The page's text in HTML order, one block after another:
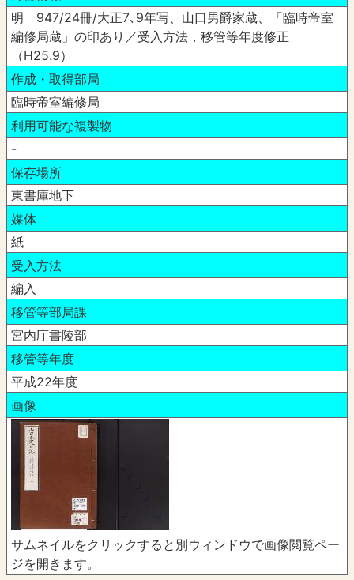
明 947/24冊/大正7､9年写、山口男爵家蔵、「臨時帝室
編修局蔵」の印あり／受入方法，移管等年度修正
（H25.9）
作成・取得部局
臨時帝室編修局
利用可能な複製物
-
保存場所
東書庫地下
媒体
紙
受入方法
編入
移管等部局課
宮内庁書陵部
移管等年度
平成22年度
画像
サムネイルをクリックすると別ウィンドウで画像閲覧ペー
ジを開きます。